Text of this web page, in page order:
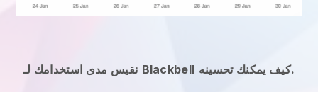
نقيس مدى استخدامك لـ Blackbell كيف يمكنك تحسينه.